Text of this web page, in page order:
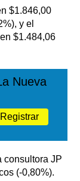
$1.846,00
y el
$1.484,06
Nueva
Registrar
consultora JP
(-0,80%).